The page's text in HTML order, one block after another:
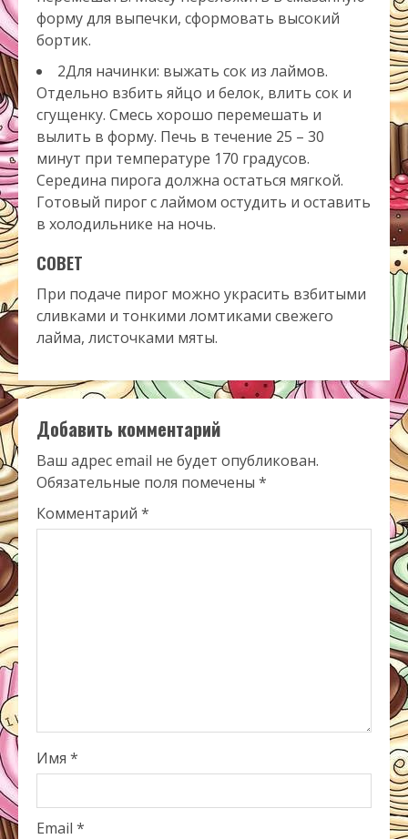
форму для выпечки, сформовать высокий
бортик.
2Для начинки: выжать сок из лаймов.
Отдельно взбить яйцо и белок, влить сок и
сгущенку. Смесь хорошо перемешать и
вылить в форму. Печь в течение 25 – 30
минут при температуре 170 градусов.
Середина пирога должна остаться мягкой.
Готовый пирог с лаймом остудить и оставить
в холодильнике на ночь.
СОВЕТ
При подаче пирог можно украсить взбитыми
сливками и тонкими ломтиками свежего
лайма, листочками мяты.
Добавить комментарий
Ваш адрес email не будет опубликован.
Обязательные поля помечены *
Комментарий *
Имя *
Email *